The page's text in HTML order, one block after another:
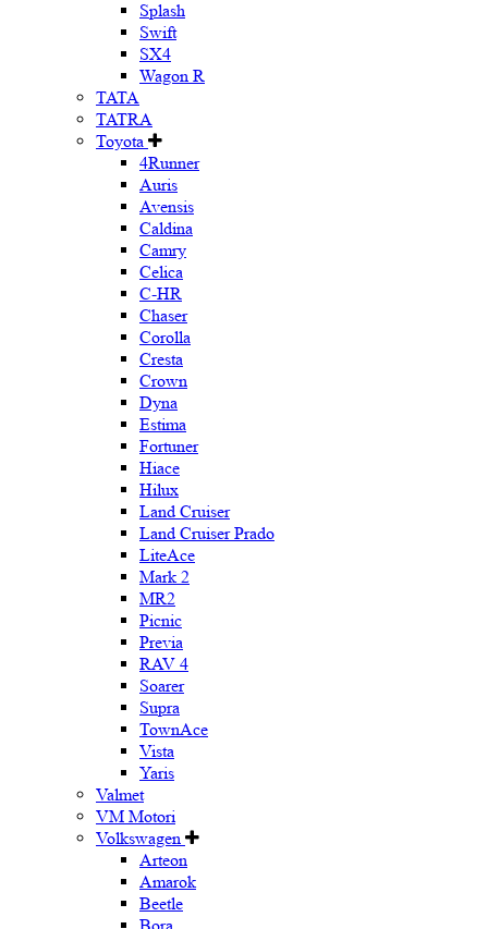
Splash
Swift
SX4
Wagon R
TATA
TATRA
Toyota
4Runner
Auris
Avensis
Caldina
Camry
Celica
C-HR
Chaser
Corolla
Cresta
Crown
Dyna
Estima
Fortuner
Hiace
Hilux
Land Cruiser
Land Cruiser Prado
LiteAce
Mark 2
MR2
Picnic
Previa
RAV 4
Soarer
Supra
TownAce
Vista
Yaris
Valmet
VM Motori
Volkswagen
Arteon
Amarok
Beetle